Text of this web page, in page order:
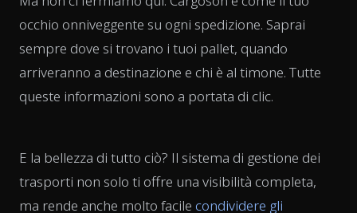
occhio onniveggente su ogni spedizione. Saprai
sempre dove si trovano i tuoi pallet, quando
arriveranno a destinazione e chi è al timone. Tutte
queste informazioni sono a portata di clic.
E la bellezza di tutto ciò? Il sistema di gestione dei
trasporti non solo ti offre una visibilità completa,
ma rende anche molto facile condividere gli